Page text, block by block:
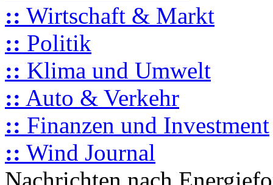
:: Wirtschaft & Markt
:: Politik
:: Klima und Umwelt
:: Auto & Verkehr
:: Finanzen und Investment
:: Wind Journal
Nachrichten nach